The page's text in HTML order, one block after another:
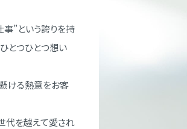
”という誇りを持
とつひとつ想い
ける熱意をお客
代を越えて愛され